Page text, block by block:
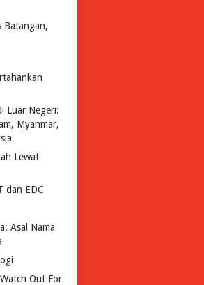
Batangan,
Luar Negeri:
Myanmar,
Lewat
dan EDC
Asal Nama
Out For